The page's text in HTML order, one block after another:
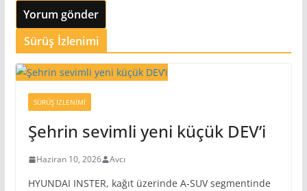
Sürüş İzlenimi
SÜRÜŞ İZLENIMI
Şehrin sevimli yeni küçük DEV’i
Haziran 10, 2026 Avcı
HYUNDAI INSTER, kağıt üzerinde A-SUV segmentinde